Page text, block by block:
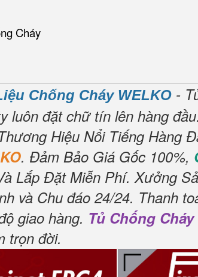
Cháy
Chống Cháy WELKO -
luôn đặt chữ tín lên hàng đầu.
Hiệu Nổi Tiếng Hàng
. Đảm Bảo Giá Gốc 100%,
Lắp Đặt Miễn Phí. Xưởng
và Chu đáo 24/24. Thanh
giao hàng. Tủ Chống
trọn đời.